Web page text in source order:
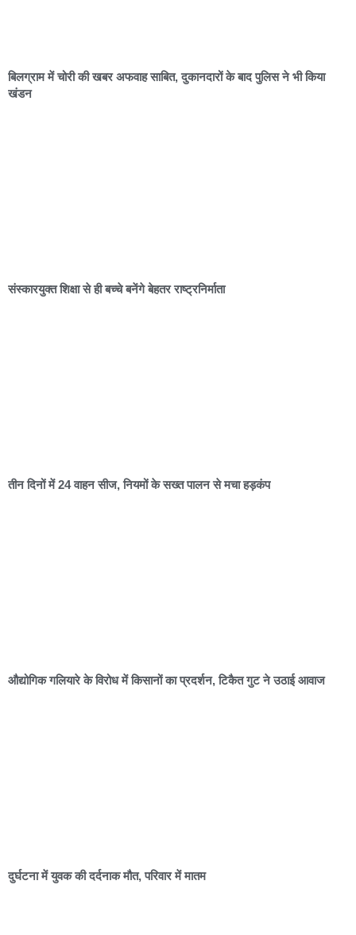
बिलग्राम में चोरी की खबर अफवाह साबित, दुकानदारों के बाद पुलिस ने भी किया
खंडन
संस्कारयुक्त शिक्षा से ही बच्चे बनेंगे बेहतर राष्ट्रनिर्माता
तीन दिनों में 24 वाहन सीज, नियमों के सख्त पालन से मचा हड़कंप
औद्योगिक गलियारे के विरोध में किसानों का प्रदर्शन, टिकैत गुट ने उठाई आवाज
दुर्घटना में युवक की दर्दनाक मौत, परिवार में मातम